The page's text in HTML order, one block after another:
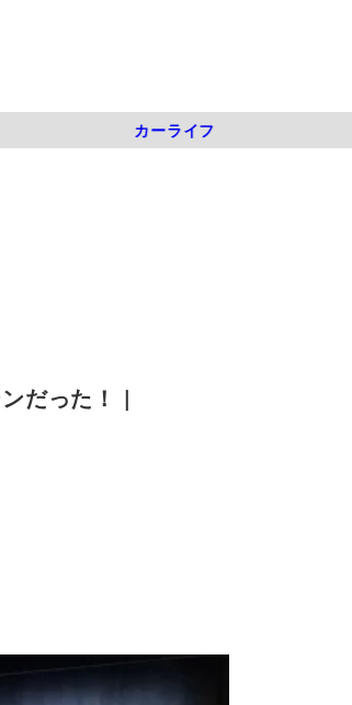
カーライフ
だった！ |